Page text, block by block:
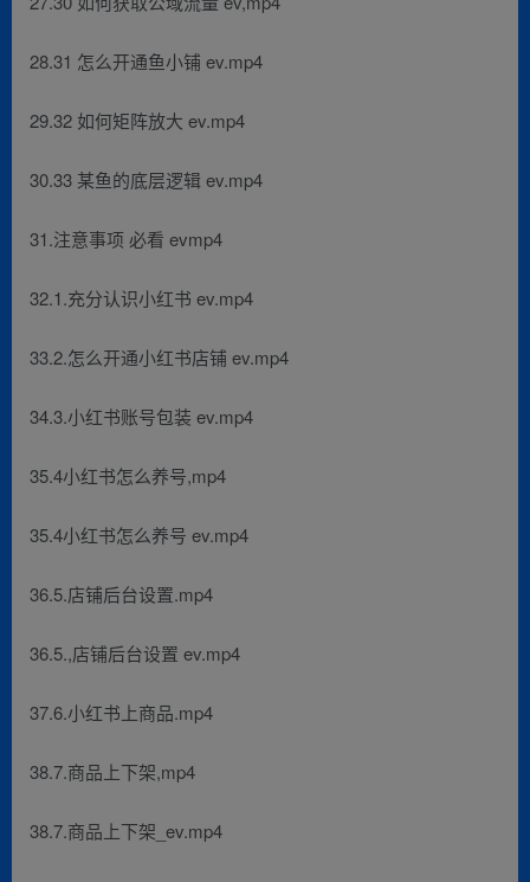
28.31 怎么开通鱼小铺 ev.mp4
29.32 如何矩阵放大 ev.mp4
30.33 某鱼的底层逻辑 ev.mp4
31.注意事项 必看 evmp4
32.1.充分认识小红书 ev.mp4
33.2.怎么开通小红书店铺 ev.mp4
34.3.小红书账号包装 ev.mp4
35.4小红书怎么养号,mp4
35.4小红书怎么养号 ev.mp4
36.5.店铺后台设置.mp4
36.5.,店铺后台设置 ev.mp4
37.6.小红书上商品.mp4
38.7.商品上下架,mp4
38.7.商品上下架_ev.mp4